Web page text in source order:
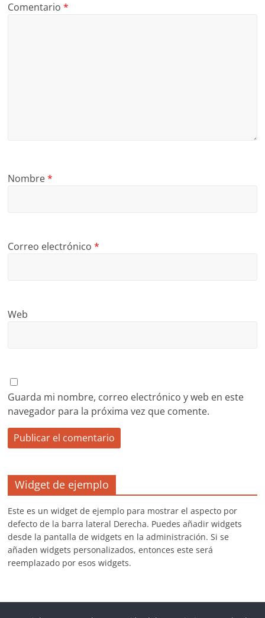
Comentario*
Nombre*
Correo electrónico*
Web
Guarda mi nombre, correo electrónico y web en este
navegador para la próxima vez que comente.
Widget de ejemplo
Este es un widget de ejemplo para mostrar el aspecto por
defecto de la barra lateral Derecha. Puedes añadir widgets
desde la pantalla de widgets en la administración. Si se
añaden widgets personalizados, entonces este será
reemplazado por esos widgets.